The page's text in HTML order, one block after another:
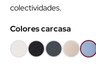
colectividades.
Colores carcasa
Blanco
01
Negro
02
Gris
grafito
Arena
28
Azul
32